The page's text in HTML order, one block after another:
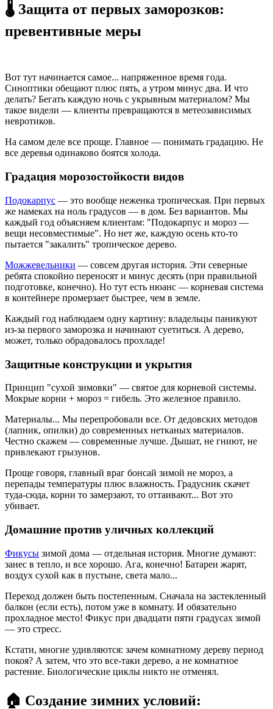
🌡️ Защита от первых заморозков:
превентивные меры
Вот тут начинается самое... напряженное время года.
Синоптики обещают плюс пять, а утром минус два. И что
делать? Бегать каждую ночь с укрывным материалом? Мы
такое видели — клиенты превращаются в метеозависимых
невротиков.
На самом деле все проще. Главное — понимать градацию. Не
все деревья одинаково боятся холода.
Градация морозостойкости видов
Подокарпус — это вообще неженка тропическая. При первых
же намеках на ноль градусов — в дом. Без вариантов. Мы
каждый год объясняем клиентам: "Подокарпус и мороз —
вещи несовместимые". Но нет же, каждую осень кто-то
пытается "закалить" тропическое дерево.
Можжевельники — совсем другая история. Эти северные
ребята спокойно переносят и минус десять (при правильной
подготовке, конечно). Но тут есть нюанс — корневая система
в контейнере промерзает быстрее, чем в земле.
Каждый год наблюдаем одну картину: владельцы паникуют
из-за первого заморозка и начинают суетиться. А дерево,
может, только обрадовалось прохладе!
Защитные конструкции и укрытия
Принцип "сухой зимовки" — святое для корневой системы.
Мокрые корни + мороз = гибель. Это железное правило.
Материалы... Мы перепробовали все. От дедовских методов
(лапник, опилки) до современных нетканых материалов.
Честно скажем — современные лучше. Дышат, не гниют, не
привлекают грызунов.
Проще говоря, главный враг бонсай зимой не мороз, а
перепады температуры плюс влажность. Градусник скачет
туда-сюда, корни то замерзают, то оттаивают... Вот это
убивает.
Домашние против уличных коллекций
Фикусы зимой дома — отдельная история. Многие думают:
занес в тепло, и все хорошо. Ага, конечно! Батареи жарят,
воздух сухой как в пустыне, света мало...
Переход должен быть постепенным. Сначала на застекленный
балкон (если есть), потом уже в комнату. И обязательно
прохладное место! Фикус при двадцати пяти градусах зимой
— это стресс.
Кстати, многие удивляются: зачем комнатному дереву период
покоя? А затем, что это все-таки дерево, а не комнатное
растение. Биологические циклы никто не отменял.
🏠 Создание зимних условий: